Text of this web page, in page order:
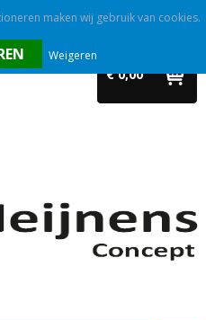
€ 0,00
maken wij gebruik van cookies.
Weigeren